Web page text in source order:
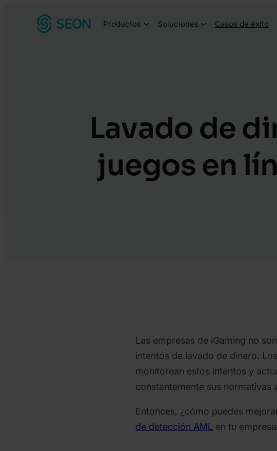
Productos Soluciones Casos de éxito
Lavado de
juegos en
Las empresas de iGaming no
intentos de lavado de dinero.
monitorean estos intentos y
constantemente sus normativas
Entonces, ¿cómo puedes
de detección AML en tu